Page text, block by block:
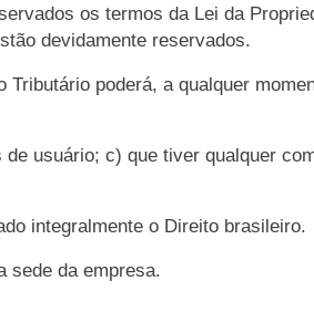
os termos da Lei da
devidamente reservados.
poderá, a qualquer
usuário; c) que tiver qualquer
integralmente o Direito brasileiro.
sede da empresa.